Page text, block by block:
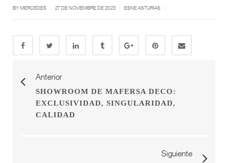
BY MERCEDES 27 DE NOVIEMBRE DE 2023 ESNE ASTURIAS
Anterior
SHOWROOM DE MAFERSA DECO:
EXCLUSIVIDAD, SINGULARIDAD,
CALIDAD
Siguiente